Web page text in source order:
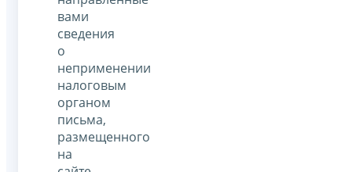
вами
сведения
о
неприменении
налоговым
органом
письма,
размещенного
на